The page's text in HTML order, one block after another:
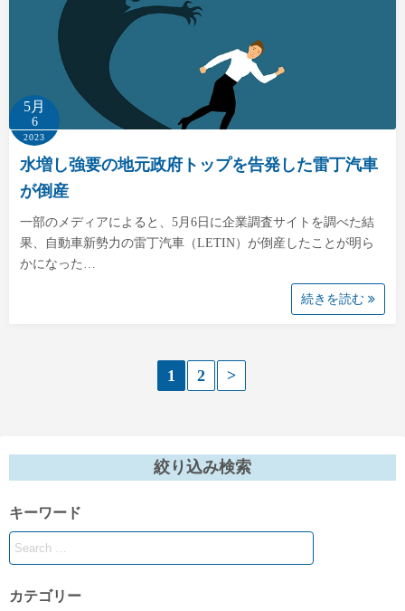
5月
6
2023
水増し強要の地元政府トップを告発した雷丁汽車
が倒産
一部のメディアによると、5月6日に企業調査サイトを調べた結
果、自動車新勢力の雷丁汽車（LETIN）が倒産したことが明ら
かになった…
続きを読む
ペ
ー
ジ
送
1 2 >
絞り込み検索
キーワード
カテゴリー